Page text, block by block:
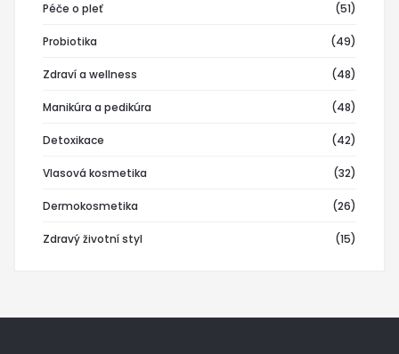
Péče o pleť (51)
Probiotika (49)
Zdraví a wellness (48)
Manikúra a pedikúra (48)
Detoxikace (42)
Vlasová kosmetika (32)
Dermokosmetika (26)
Zdravý životní styl (15)